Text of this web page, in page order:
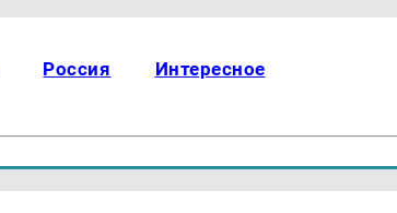
Россия Интересное